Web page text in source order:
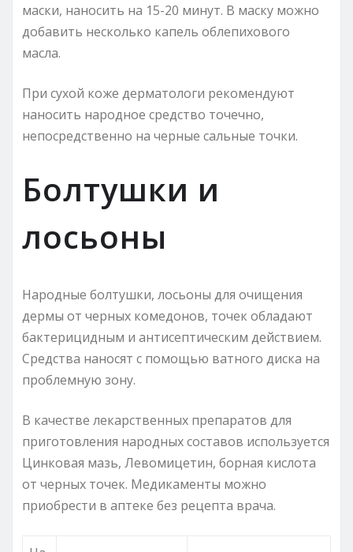
маски, наносить на 15-20 минут. В маску можно
добавить несколько капель облепихового
масла.
При сухой коже дерматологи рекомендуют
наносить народное средство точечно,
непосредственно на черные сальные точки.
Болтушки и
лосьоны
Народные болтушки, лосьоны для очищения
дермы от черных комедонов, точек обладают
бактерицидным и антисептическим действием.
Средства наносят с помощью ватного диска на
проблемную зону.
В качестве лекарственных препаратов для
приготовления народных составов используется
Цинковая мазь, Левомицетин, борная кислота
от черных точек. Медикаменты можно
приобрести в аптеке без рецепта врача.